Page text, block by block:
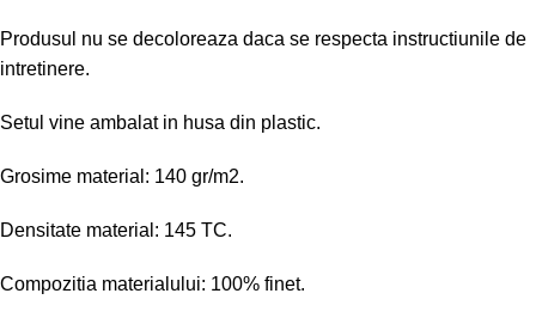
Produsul nu se decoloreaza daca se respecta instructiunile de
intretinere.
Setul vine ambalat in husa din plastic.
Grosime material: 140 gr/m2.
Densitate material: 145 TC.
Compozitia materialului: 100% finet.